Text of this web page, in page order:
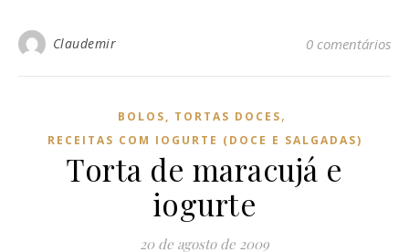
Claudemir 0 comentários
BOLOS, TORTAS DOCES,
RECEITAS COM IOGURTE (DOCE E SALGADAS)
Torta de maracujá e
iogurte
20 de agosto de 2009